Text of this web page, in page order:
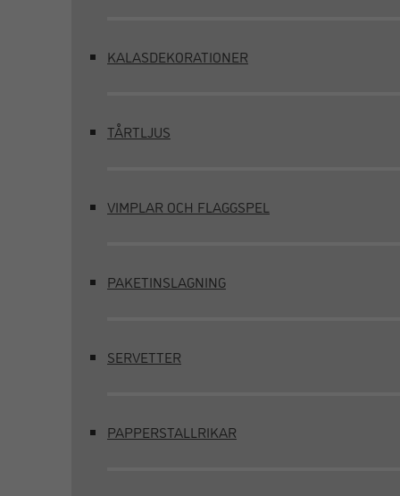
KALASDEKORATIONER
TÅRTLJUS
VIMPLAR OCH FLAGGSPEL
PAKETINSLAGNING
SERVETTER
PAPPERSTALLRIKAR